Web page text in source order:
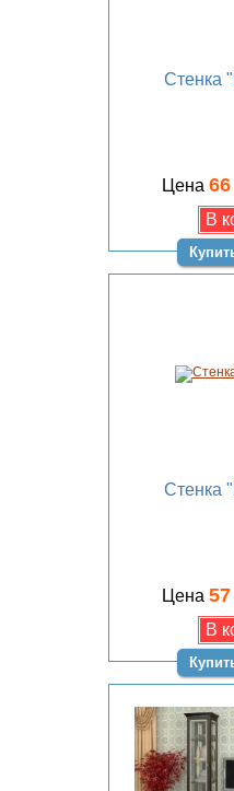
Стенка
Цена
Стенка
Цена